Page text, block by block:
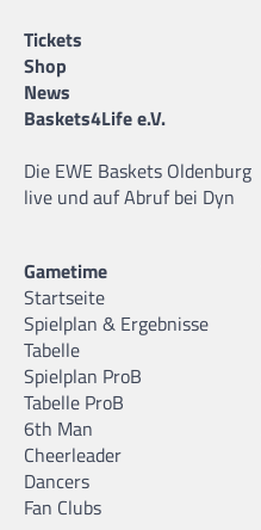
Tickets
Shop
News
Baskets4Life e.V.
Die EWE Baskets Oldenburg
live und auf Abruf bei Dyn
Gametime
Startseite
Spielplan & Ergebnisse
Tabelle
Spielplan ProB
Tabelle ProB
6th Man
Cheerleader
Dancers
Fan Clubs